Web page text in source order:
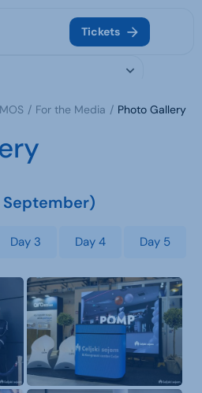
Tickets
MOS For the Media Photo Gallery
September)
Day 3 Day 4 Day 5